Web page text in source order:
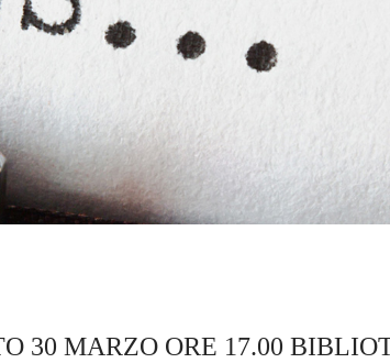
30 MARZO ORE 17.00